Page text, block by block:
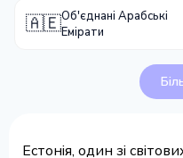
🇦🇪Об'єднані Арабські
Емірати
Естонія, один зі